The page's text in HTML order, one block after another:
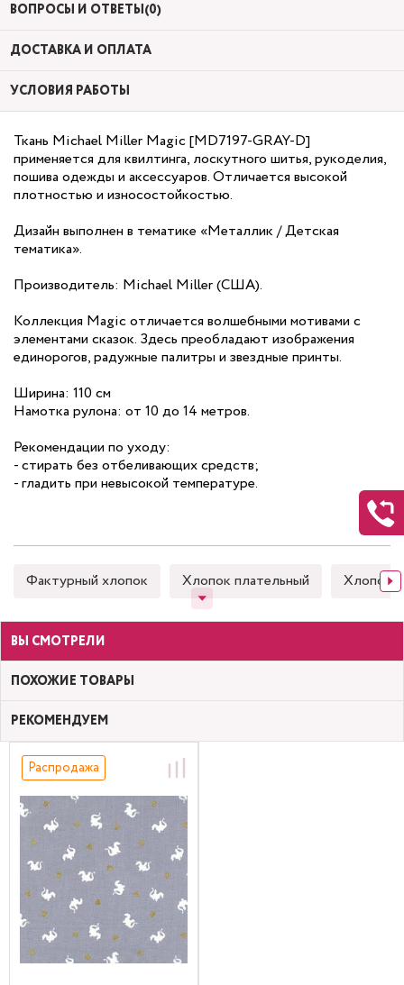
ВОПРОСЫ И ОТВЕТЫ(0)
ДОСТАВКА И ОПЛАТА
УСЛОВИЯ РАБОТЫ
Ткань Michael Miller Magic [MD7197-GRAY-D]
применяется для квилтинга, лоскутного шитья, рукоделия,
пошива одежды и аксессуаров. Отличается высокой
плотностью и износостойкостью.
Дизайн выполнен в тематике «Металлик / Детская
тематика».
Производитель: Michael Miller (США).
Коллекция Magic отличается волшебными мотивами с
элементами сказок. Здесь преобладают изображения
единорогов, радужные палитры и звездные принты.
Ширина: 110 см
Намотка рулона: от 10 до 14 метров.
Рекомендации по уходу:
- стирать без отбеливающих средств;
- гладить при невысокой температуре.
Фактурный хлопок Хлопок плательный Хлопок
ВЫ СМОТРЕЛИ
ПОХОЖИЕ ТОВАРЫ
РЕКОМЕНДУЕМ
Распродажа